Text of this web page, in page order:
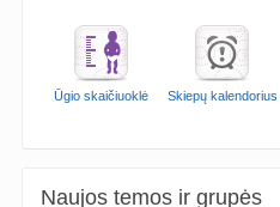
Ūgio skaičiuoklė Skiepų kalendorius
Naujos temos ir grupės